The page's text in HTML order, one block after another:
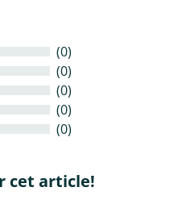
(0)
(0)
(0)
(0)
(0)
cet article!